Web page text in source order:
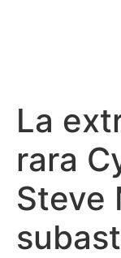
La
rara
Steve